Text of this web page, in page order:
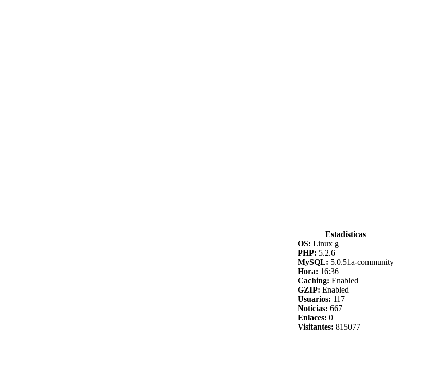
Estadísticas
OS: Linux g
PHP: 5.2.6
MySQL: 5.0.51a-community
Hora: 16:36
Caching: Enabled
GZIP: Enabled
Usuarios: 117
Noticias: 667
Enlaces: 0
Visitantes: 815077